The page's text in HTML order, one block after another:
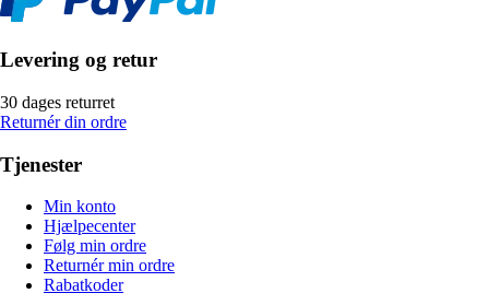
Levering og retur
30 dages returret
Returnér din ordre
Tjenester
Min konto
Hjælpecenter
Følg min ordre
Returnér min ordre
Rabatkoder